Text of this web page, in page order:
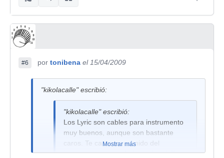
#6 por tonibena el 15/04/2009
"kikolacalle" escribió:
"kikolacalle" escribió:
Los Lyric son cables para instrumento
muy buenos, aunque son bastante
caros. Te cambia el sonido del
instrumento como de la noche al día,
Mostrar más